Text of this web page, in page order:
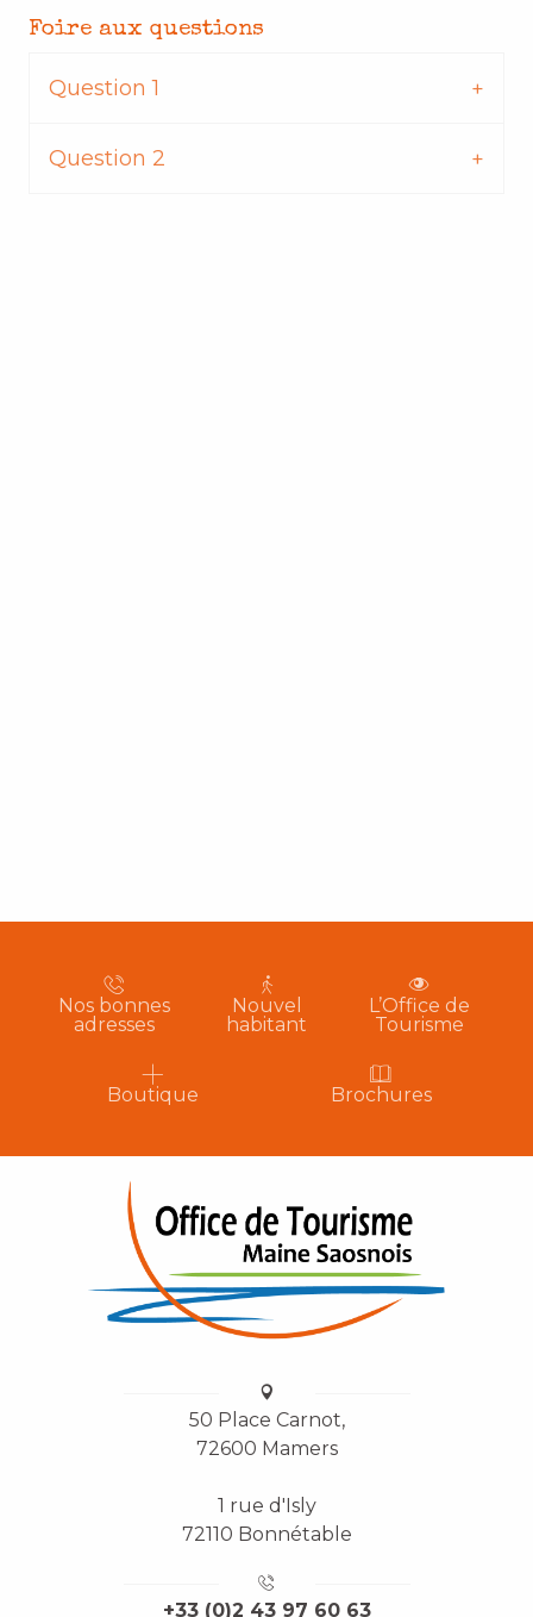
Foire aux questions
Question 1
Question 2
Nos bonnes
adresses
Nouvel
habitant
L’Office de
Tourisme
Boutique Brochures
50 Place Carnot,
72600 Mamers
1 rue d'Isly
72110 Bonnétable
+33 (0)2 43 97 60 63